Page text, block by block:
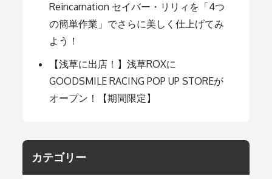
Reincarnation セイバー・リリィを「4つ
の簡単作業」でさらに美しく仕上げてみ
よう！
【浅草に出店！】浅草ROXに
GOODSMILE RACING POP UP STOREが
オープン！【期間限定】
カテゴリー